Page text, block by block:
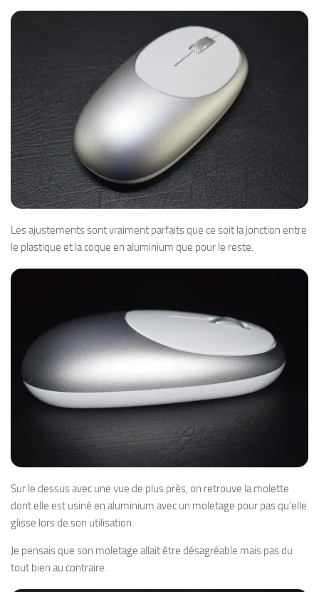
Les ajustements sont vraiment parfaits que ce soit la jonction entre
le plastique et la coque en aluminium que pour le reste.
Sur le dessus avec une vue de plus près, on retrouve la molette
dont elle est usiné en aluminium avec un moletage pour pas qu’elle
glisse lors de son utilisation.
Je pensais que son moletage allait être désagréable mais pas du
tout bien au contraire.